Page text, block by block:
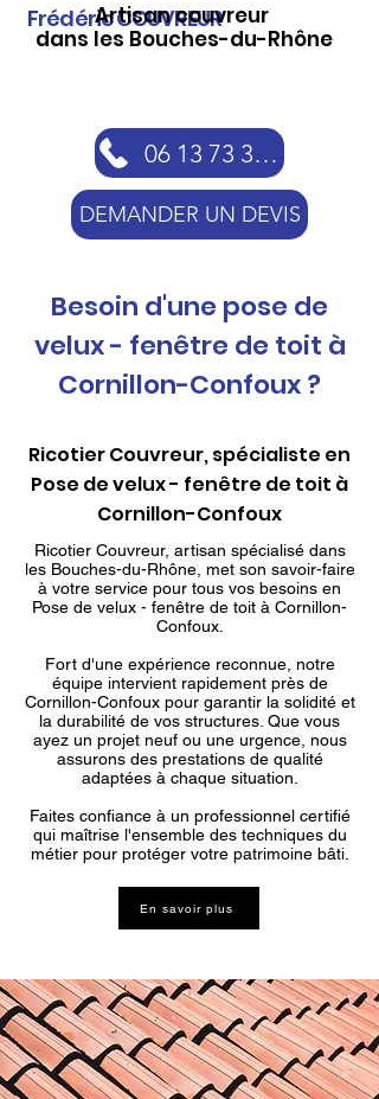
Frédéric COUVREUR
Artisan couvreur
dans les Bouches-du-Rhône
06 13 73 30 46
DEMANDER UN DEVIS
Besoin d'une pose de
velux - fenêtre de toit à
Cornillon-Confoux ?
Ricotier Couvreur, spécialiste en
Pose de velux - fenêtre de toit à
Cornillon-Confoux
Ricotier Couvreur, artisan spécialisé dans
les Bouches-du-Rhône, met son savoir-faire
à votre service pour tous vos besoins en
Pose de velux - fenêtre de toit à Cornillon-
Confoux.
Fort d'une expérience reconnue, notre
équipe intervient rapidement près de
Cornillon-Confoux pour garantir la solidité et
la durabilité de vos structures. Que vous
ayez un projet neuf ou une urgence, nous
assurons des prestations de qualité
adaptées à chaque situation.
Faites confiance à un professionnel certifié
qui maîtrise l'ensemble des techniques du
métier pour protéger votre patrimoine bâti.
En savoir plus